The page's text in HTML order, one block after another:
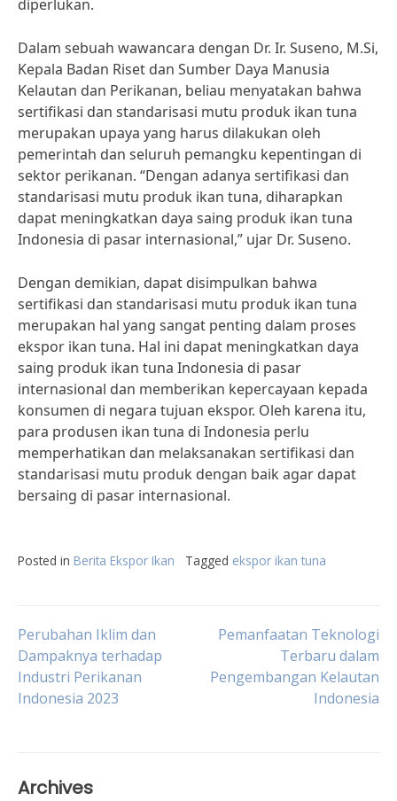
diperlukan.
Dalam sebuah wawancara dengan Dr. Ir. Suseno, M.Si,
Kepala Badan Riset dan Sumber Daya Manusia
Kelautan dan Perikanan, beliau menyatakan bahwa
sertifikasi dan standarisasi mutu produk ikan tuna
merupakan upaya yang harus dilakukan oleh
pemerintah dan seluruh pemangku kepentingan di
sektor perikanan. “Dengan adanya sertifikasi dan
standarisasi mutu produk ikan tuna, diharapkan
dapat meningkatkan daya saing produk ikan tuna
Indonesia di pasar internasional,” ujar Dr. Suseno.
Dengan demikian, dapat disimpulkan bahwa
sertifikasi dan standarisasi mutu produk ikan tuna
merupakan hal yang sangat penting dalam proses
ekspor ikan tuna. Hal ini dapat meningkatkan daya
saing produk ikan tuna Indonesia di pasar
internasional dan memberikan kepercayaan kepada
konsumen di negara tujuan ekspor. Oleh karena itu,
para produsen ikan tuna di Indonesia perlu
memperhatikan dan melaksanakan sertifikasi dan
standarisasi mutu produk dengan baik agar dapat
bersaing di pasar internasional.
Posted in Berita Ekspor Ikan Tagged ekspor ikan tuna
Post
navigation
Perubahan Iklim dan
Dampaknya terhadap
Industri Perikanan
Indonesia 2023
Pemanfaatan Teknologi
Terbaru dalam
Pengembangan Kelautan
Indonesia
Archives